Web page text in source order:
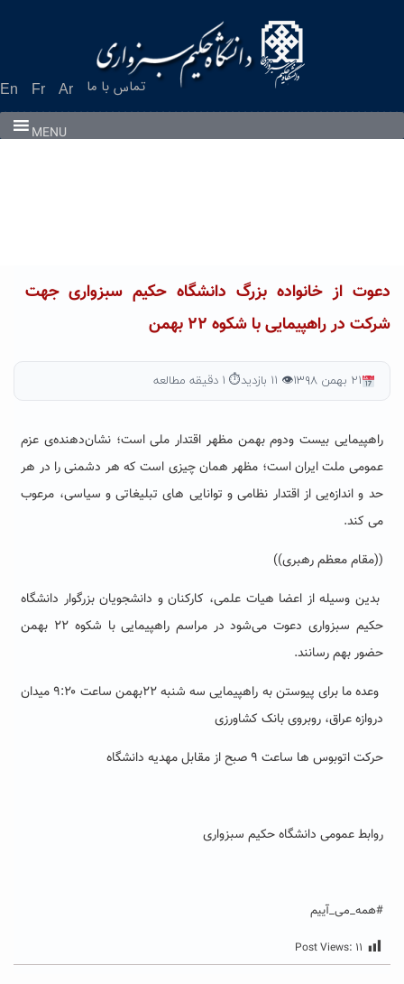
En Fr Ar تماس با ما
MENU
دعوت از خانواده بزرگ دانشگاه حکیم سبزواری جهت
شرکت در راهپیمایی با شکوه ۲۲ بهمن
۲۱ بهمن ۱۳۹۸ 👁 ۱۱ بازدید ⏱ ۱ دقیقه مطالعه
راهپیمایی بیست ‌ودوم بهمن مظهر اقتدار ملی است؛ نشان‌دهنده‌ی عزم
عمومی ملت ایران است؛ مظهر همان چیزی است که هر دشمنی را در هر
حد و اندازه‌یی از اقتدار نظامی و توانایی های تبلیغاتی و سیاسی، مرعوب
می کند.
((مقام معظم رهبری))
بدین وسیله از اعضا هیات علمی، کارکنان و دانشجویان بزرگوار دانشگاه
حکیم سبزواری دعوت می‌شود در مراسم راهپیمایی با شکوه ۲۲ بهمن
حضور بهم رسانند.
وعده ما برای پیوستن به راهپیمایی سه شنبه ۲۲بهمن ساعت ۹:۲۰ میدان
دروازه عراق، روبروی بانک کشاورزی
حرکت اتوبوس ها ساعت ۹ صبح از مقابل مهدیه دانشگاه
روابط عمومی دانشگاه حکیم سبزواری
#همه_می_آییم
Post Views: ۱۱